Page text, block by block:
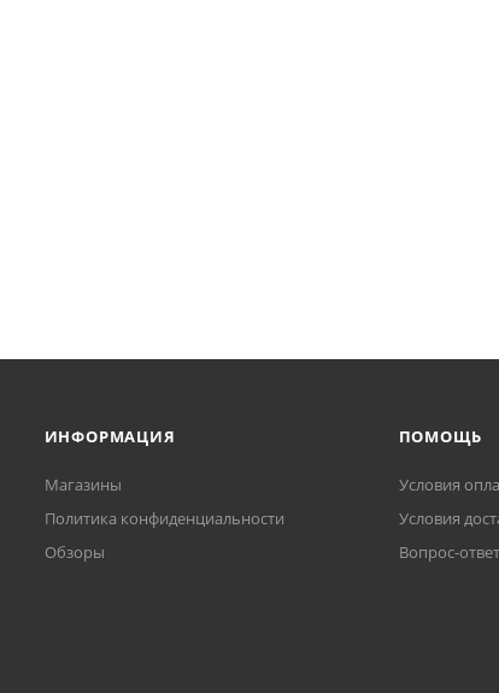
ИНФОРМАЦИЯ
Магазины
Политика конфиденциальности
Обзоры
ПОМОЩЬ
Условия
Условия
Вопрос-ответ